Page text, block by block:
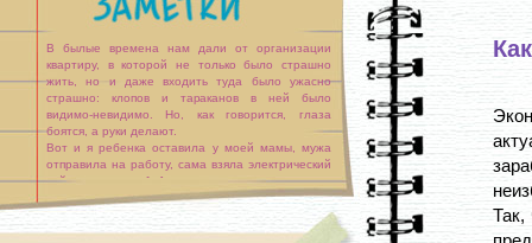
В былые времена нам дали от организации
квартиру, в которой не только было страшно
жить, но и даже входить туда было ужасно
страшно: клопов и тараканов в ней было
видимо-невидимо. Но, как говорится, глаза
боятся, а руки делают.
Вот и я ребенка оставила у моей мамы, мужа
отправила на работу, сама взяла электрический
чайник, ковшик и [...]
Так,